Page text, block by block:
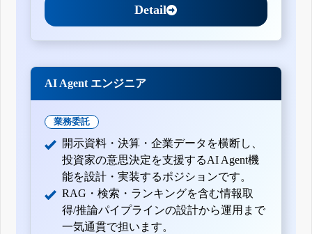
Detail
AI Agent エンジニア
業務委託
開示資料・決算・企業データを横断し、
投資家の意思決定を支援するAI Agent機
能を設計・実装するポジションです。
RAG・検索・ランキングを含む情報取
得/推論パイプラインの設計から運用まで
一気通貫で担います。